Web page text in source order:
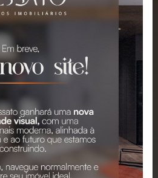
A MELHOR
EM
para Venda e
e Região.